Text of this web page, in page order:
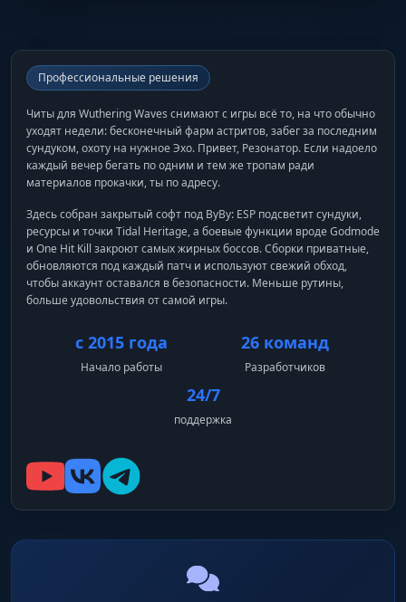
Профессиональные решения
Читы для Wuthering Waves снимают с игры всё то, на что обычно
уходят недели: бесконечный фарм астритов, забег за последним
сундуком, охоту на нужное Эхо. Привет, Резонатор. Если надоело
каждый вечер бегать по одним и тем же тропам ради
материалов прокачки, ты по адресу.
Здесь собран закрытый софт под ВуВу: ESP подсветит сундуки,
ресурсы и точки Tidal Heritage, а боевые функции вроде Godmode
и One Hit Kill закроют самых жирных боссов. Сборки приватные,
обновляются под каждый патч и используют свежий обход,
чтобы аккаунт оставался в безопасности. Меньше рутины,
больше удовольствия от самой игры.
с 2015 года
Начало работы
26 команд
Разработчиков
24/7
поддержка